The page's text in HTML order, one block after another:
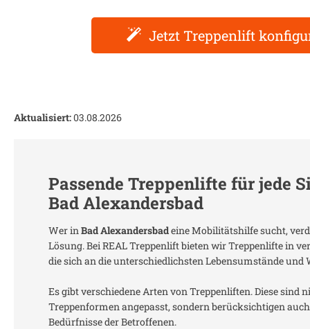
Jetzt Treppenlift
Aktualisiert:03.08.2026
Passende Treppenlifte für jede
Bad Alexandersbad
Wer in Bad Alexandersbadeine Mobilitätshilfe sucht,
Lösung. Bei REAL Treppenlift bieten wir Treppenlifte in
die sich an die unterschiedlichsten Lebensumstände
Es gibt verschiedene Arten von Treppenliften. Diese sind
Treppenformen angepasst, sondern berücksichtigen
Bedürfnisse der Betroffenen.